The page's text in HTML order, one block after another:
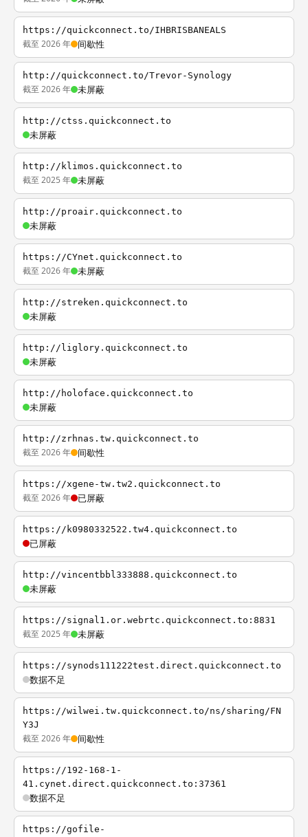
https://quickconnect.to/IHBRISBANEALS
截至 2026 年 间歇性
http://quickconnect.to/Trevor-Synology
截至 2026 年 未屏蔽
http://ctss.quickconnect.to
未屏蔽
http://klimos.quickconnect.to
截至 2025 年 未屏蔽
http://proair.quickconnect.to
未屏蔽
https://CYnet.quickconnect.to
截至 2026 年 未屏蔽
http://streken.quickconnect.to
未屏蔽
http://liglory.quickconnect.to
未屏蔽
http://holoface.quickconnect.to
未屏蔽
http://zrhnas.tw.quickconnect.to
截至 2026 年 间歇性
https://xgene-tw.tw2.quickconnect.to
截至 2026 年 已屏蔽
https://k0980332522.tw4.quickconnect.to
已屏蔽
http://vincentbbl333888.quickconnect.to
未屏蔽
https://signal1.or.webrtc.quickconnect.to:8831
截至 2025 年 未屏蔽
https://synods111222test.direct.quickconnect.to
数据不足
https://wilwei.tw.quickconnect.to/ns/sharing/FN
Y3J
截至 2026 年 间歇性
https://192-168-1-
41.cynet.direct.quickconnect.to:37361
数据不足
https://gofile-